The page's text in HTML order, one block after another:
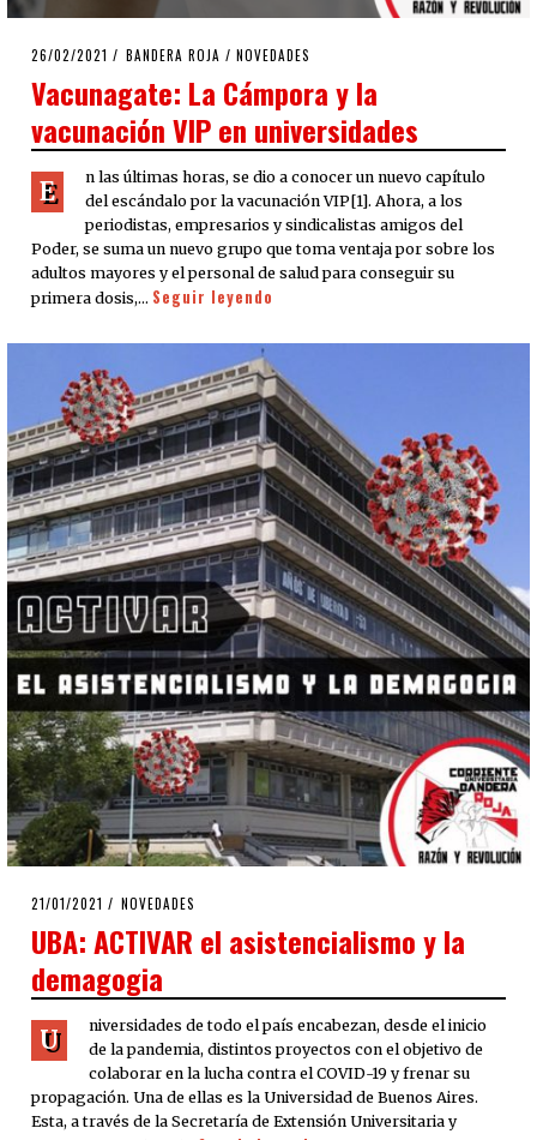
POSTED
26/02/2021 26/02/2021
BANDERA ROJA / NOVEDADES
Vacunagate: La Cámpora y la
vacunación VIP en universidades
E
n las últimas horas, se dio a conocer un nuevo capítulo
del escándalo por la vacunación VIP[1]. Ahora, a los
periodistas, empresarios y sindicalistas amigos del
Poder, se suma un nuevo grupo que toma ventaja por sobre los
adultos mayores y el personal de salud para conseguir su
primera dosis,… Seguir leyendo
POSTED
21/01/2021 21/01/2021
NOVEDADES
UBA: ACTIVAR el asistencialismo y la
demagogia
U
niversidades de todo el país encabezan, desde el inicio
de la pandemia, distintos proyectos con el objetivo de
colaborar en la lucha contra el COVID-19 y frenar su
propagación. Una de ellas es la Universidad de Buenos Aires.
Esta, a través de la Secretaría de Extensión Universitaria y